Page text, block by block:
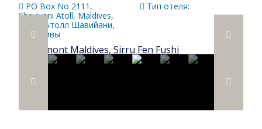
PO Box No 2111,
Shaviyani Atoll, Maldives,
10330 Атолл Шавийани,
Мальдивы
Тип отеля: